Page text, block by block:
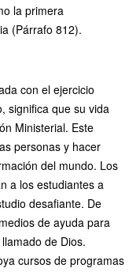
la primera
(Párrafo 812).
con el ejercicio
significa que su vida
Ministerial. Este
personas y hacer
del mundo. Los
a los estudiantes a
desafiante. De
de ayuda para
de Dios.
cursos de programas